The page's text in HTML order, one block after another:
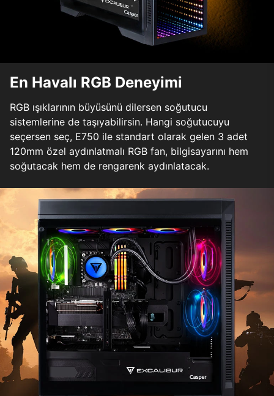
En Havalı RGB Deneyimi
RGB ışıklarının büyüsünü dilersen soğutucu
sistemlerine de taşıyabilirsin. Hangi soğutucuyu
seçersen seç, E750 ile standart olarak gelen 3 adet
120mm özel aydınlatmalı RGB fan, bilgisayarını hem
soğutacak hem de rengarenk aydınlatacak.